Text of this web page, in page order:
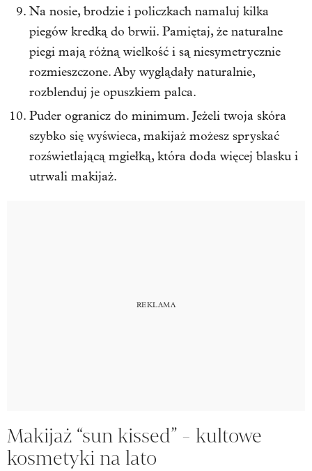
Na nosie, brodzie i policzkach namaluj kilka
piegów kredką do brwii. Pamiętaj, że naturalne
piegi mają różną wielkość i są niesymetrycznie
rozmieszczone. Aby wyglądały naturalnie,
rozblenduj je opuszkiem palca.
Puder ogranicz do minimum. Jeżeli twoja skóra
szybko się wyświeca, makijaż możesz spryskać
rozświetlającą mgiełką, która doda więcej blasku i
utrwali makijaż.
Makijaż “sun kissed” - kultowe
kosmetyki na lato